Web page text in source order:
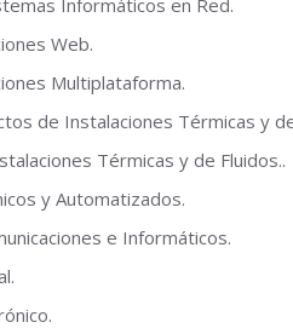
Web.
Multiplataforma.
de Instalaciones Térmicas y
Térmicas y de Fluidos..
y Automatizados.
e Informáticos.